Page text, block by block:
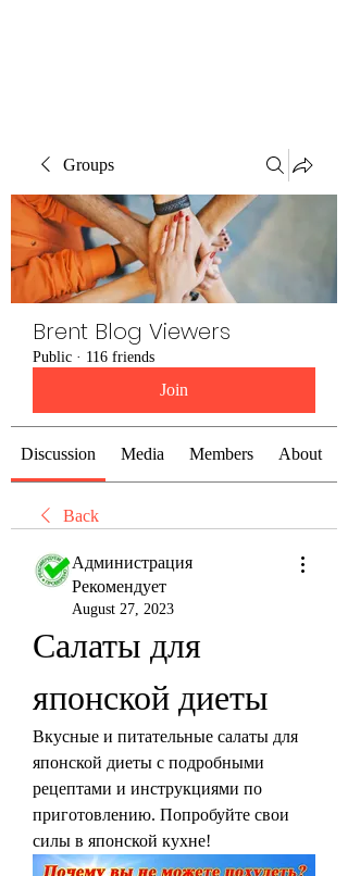
Groups
Brent Blog Viewers
Public · 116 friends
Join
Discussion Media Members About
Back
Администрация
Рекомендует
August 27, 2023
Салаты для
японской диеты
Вкусные и питательные салаты для
японской диеты с подробными
рецептами и инструкциями по
приготовлению. Попробуйте свои
силы в японской кухне!